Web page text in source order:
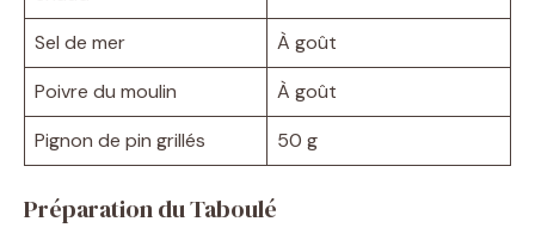
Sel de mer
À goût
Poivre du moulin
À goût
Pignon de pin grillés
50 g
Préparation du Taboulé